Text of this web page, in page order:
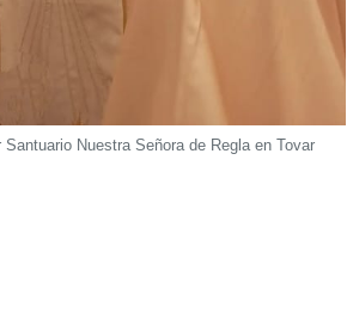
Nuestra Señora de Regla en Tovar